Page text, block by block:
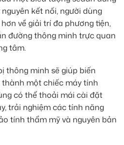
kết nối, người dùng
về giải trí đa phương tiện,
đường thông minh trực quan
tâm.
thông minh sẽ giúp biến
một chiếc máy tính
có thể thoải mái cài đặt
trải nghiệm các tính năng
tính thẩm mỹ và nguyên bản